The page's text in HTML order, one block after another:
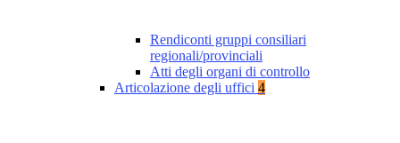
Rendiconti gruppi consiliari
regionali/provinciali
Atti degli organi di controllo
Articolazione degli uffici 4